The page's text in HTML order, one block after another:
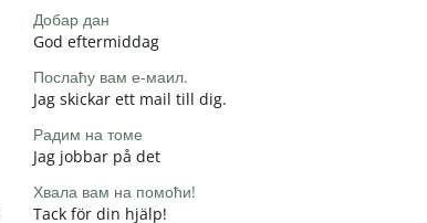
Добар дан
God eftermiddag
Послаћу вам е-маил.
Jag skickar ett mail till dig.
Радим на томе
Jag jobbar på det
Хвала вам на помоћи!
Tack för din hjälp!